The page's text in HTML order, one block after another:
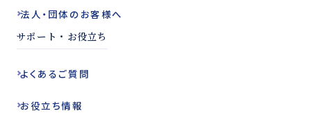
法人・団体の お客様へ
サポート・お役立ち
よくある ご質問
お役立ち情報